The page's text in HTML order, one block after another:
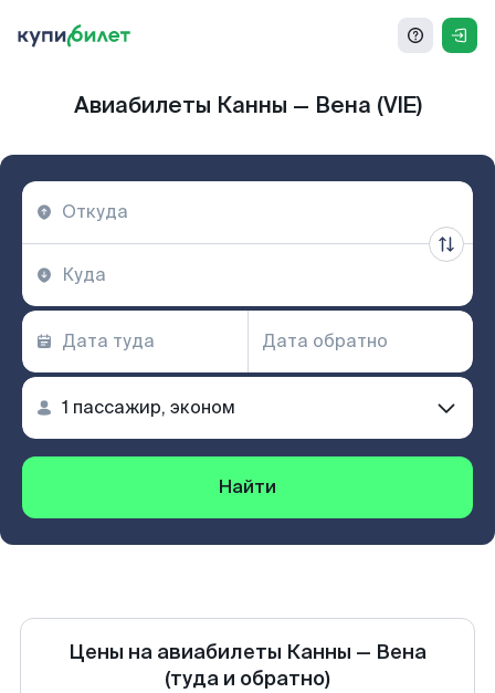
Авиабилеты Канны — Вена (VIE)
Найти
Цены на авиабилеты Канны — Вена
(туда и обратно)